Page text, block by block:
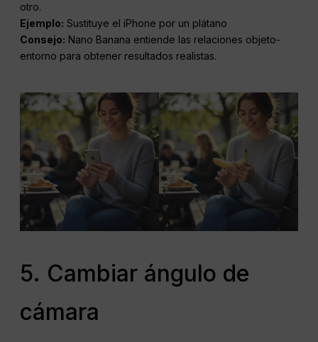
otro.
Ejemplo: Sustituye el iPhone por un plátano
Consejo: Nano Banana entiende las relaciones objeto-
entorno para obtener resultados realistas.
5. Cambiar ángulo de
cámara